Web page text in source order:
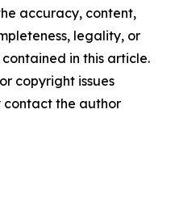
accuracy, content,
legality, or
in this article.
copyright issues
contact the author